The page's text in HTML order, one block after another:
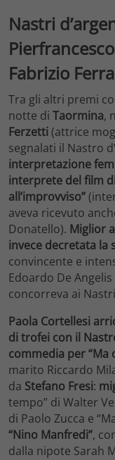
Nastri
Fabrizio
Tra gli altri premi
notte di Taormina,
Ferzetti(attrice
segnalati il Nastro
interpretazione
interprete del film
all’improvviso”
aveva ricevuto
Donatello). Miglior
invece decretata la
convincente e
Edoardo De
concorreva ai
Paola Cortellesi
di trofei con il
commedia per “Ma
marito Riccardo
da Stefano Fresi:
tempo” di Walter
di Paolo Zucca e
“Nino Manfredi”,
dalla nipote Sarah